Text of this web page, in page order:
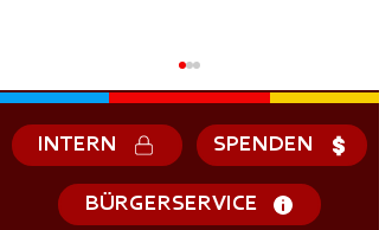
INTERN SPENDEN
BÜRGERSERVICE